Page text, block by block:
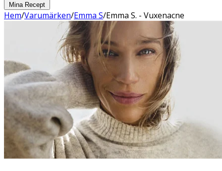
Mina Recept
Hem/Varumärken/Emma S/Emma S. - Vuxenacne